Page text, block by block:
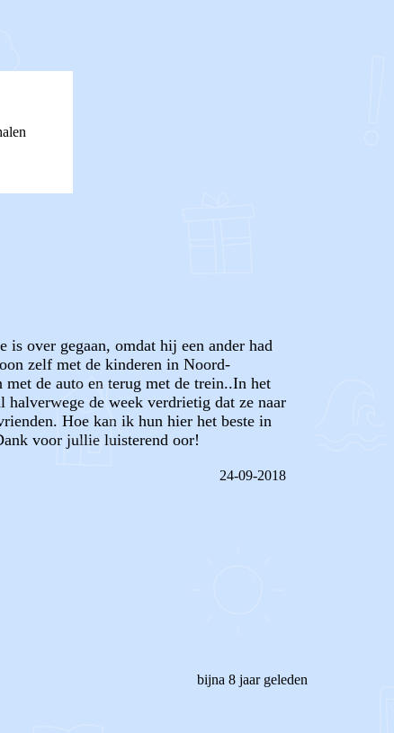
over gegaan, omdat hij een ander had
zelf met de kinderen in Noord-
de auto en terug met de trein..In het
de week verdrietig dat ze naar
Hoe kan ik hun hier het beste in
voor jullie luisterend oor!
24-09-2018
bijna 8 jaar geleden